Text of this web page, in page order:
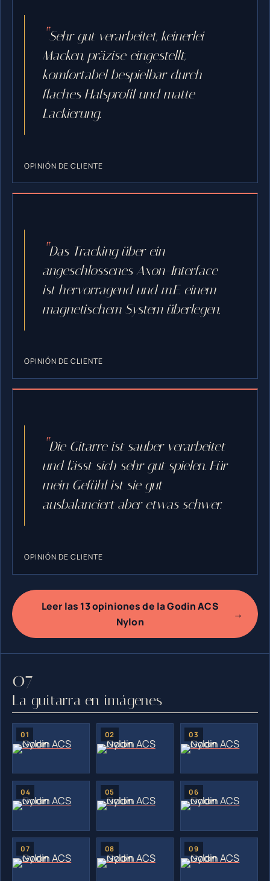
Sehr gut verarbeitet, keinerlei
Macken, präzise eingestellt,
komfortabel bespielbar durch
flaches Halsprofil und matte
Lackierung.
OPINIÓN DE CLIENTE
Das Tracking über ein
angeschlossenes Axon-Interface
ist hervorragend und m.E. einem
magnetischem System überlegen.
OPINIÓN DE CLIENTE
Die Gitarre ist sauber verarbeitet
und lässt sich sehr gut spielen. Für
mein Gefühl ist sie gut
ausbalanciert aber etwas schwer.
OPINIÓN DE CLIENTE
Leer las 13 opiniones de la Godin ACS
Nylon
→
La guitarra en imágenes